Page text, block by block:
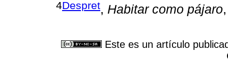
4Despret, Habitar como pájaro
Este es un artículo